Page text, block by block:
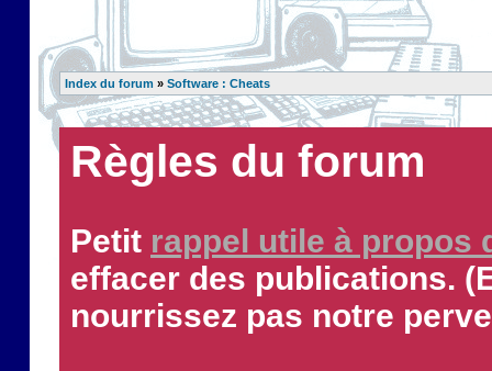
Index du forum » Software : Cheats
Règles du forum
Petit rappel utile à propos
effacer des publications.
nourrissez pas notre